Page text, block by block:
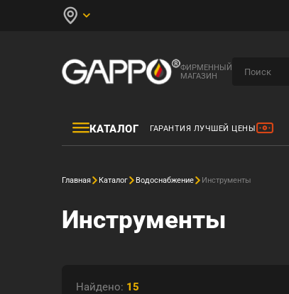
ФИРМЕННЫЙ
МАГАЗИН
КАТАЛОГ ГАРАНТИЯ ЛУЧШЕЙ ЦЕНЫ
Главная Каталог Водоснабжение Инструменты
Инструменты
Найдено: 15